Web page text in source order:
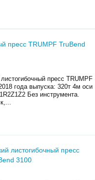
пресс TRUMPF TruBend
пресс TRUMPF
года выпуска: 320т 4м оси
Без инструмента.
листогибочный пресс
3100